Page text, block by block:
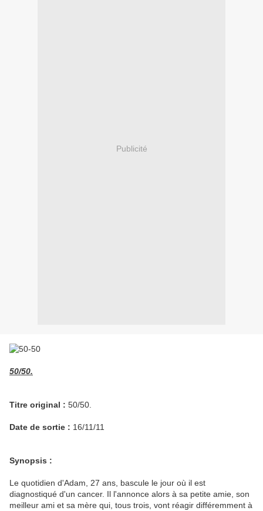
Publicité
50/50.
Titre original : 50/50.
Date de sortie : 16/11/11
Synopsis :
Le quotidien d'Adam, 27 ans, bascule le jour où il est
diagnostiqué d'un cancer. Il l'annonce alors à sa petite amie, son
meilleur ami et sa mère qui, tous trois, vont réagir différemment à